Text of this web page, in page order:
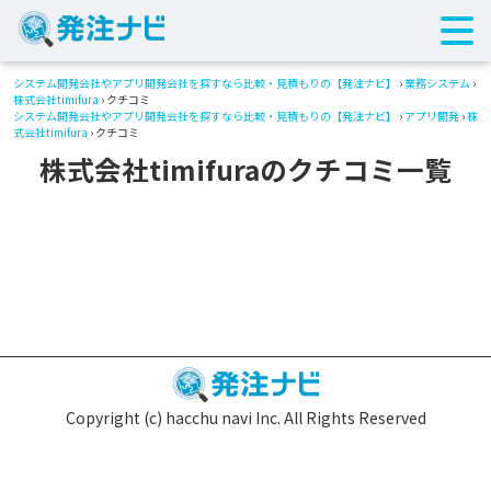
システム開発会社やアプリ開発会社を探すなら比較・見積もりの【発注ナビ】 › 業務システム ›
株式会社timifura › クチコミ
システム開発会社やアプリ開発会社を探すなら比較・見積もりの【発注ナビ】
› アプリ開発 ›株
式会社timifura › クチコミ
株式会社timifuraのクチコミ一覧
Copyright (c) hacchu navi Inc. All Rights Reserved